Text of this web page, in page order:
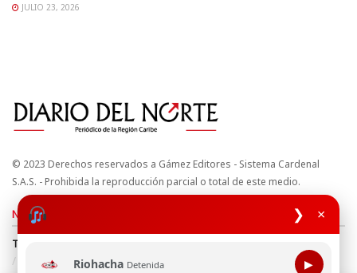
❯ ×
Riohacha Detenida ▶
JULIO 23, 2026
© 2023 Derechos reservados a Gámez Editores - Sistema Cardenal
S.A.S. - Prohibida la reproducción parcial o total de este medio.
Nuestros sitios
Términos y Condiciones
Política de uso de cookies
Política de Tratamiento de Datos